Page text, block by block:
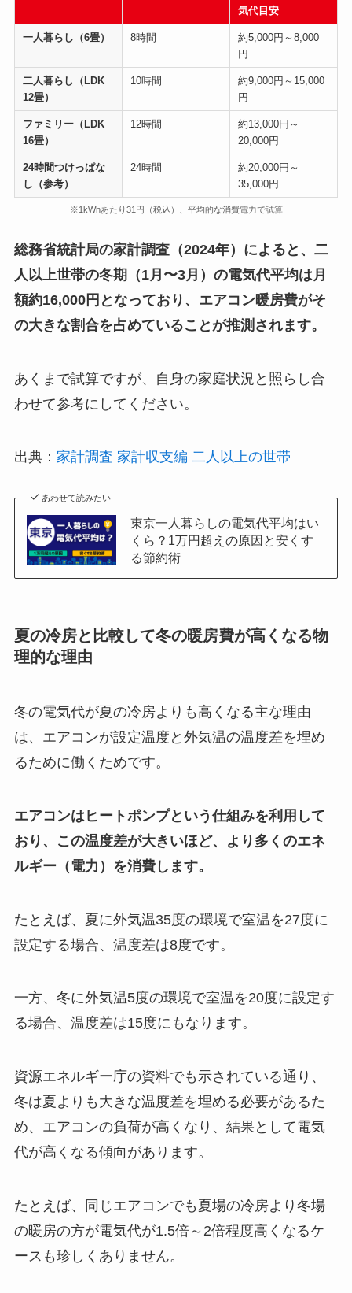
気代目安
一人暮らし（6畳） 8時間
約5,000円～8,000
円
二人暮らし（LDK
12畳）
10時間
約9,000円～15,000
円
ファミリー（LDK
16畳）
12時間
約13,000円～
20,000円
24時間つけっぱな
し（参考）
24時間
約20,000円～
35,000円
※1kWhあたり31円（税込）、平均的な消費電力で試算
総務省統計局の家計調査（2024年）によると、二
人以上世帯の冬期（1月〜3月）の電気代平均は月
額約16,000円となっており、エアコン暖房費がそ
の大きな割合を占めていることが推測されます。
あくまで試算ですが、自身の家庭状況と照らし合
わせて参考にしてください。
出典： 家計調査 家計収支編 二人以上の世帯
あわせて読みたい
東京一人暮らしの電気代平均はい
くら？1万円超えの原因と安くす
る節約術
夏の冷房と比較して冬の暖房費が高くなる物
理的な理由
冬の電気代が夏の冷房よりも高くなる主な理由
は、エアコンが設定温度と外気温の温度差を埋め
るために働くためです。
エアコンはヒートポンプという仕組みを利用して
おり、この温度差が大きいほど、より多くのエネ
ルギー（電力）を消費します。
たとえば、夏に外気温35度の環境で室温を27度に
設定する場合、温度差は8度です。
一方、冬に外気温5度の環境で室温を20度に設定す
る場合、温度差は15度にもなります。
資源エネルギー庁の資料でも示されている通り、
冬は夏よりも大きな温度差を埋める必要があるた
め、エアコンの負荷が高くなり、結果として電気
代が高くなる傾向があります。
たとえば、同じエアコンでも夏場の冷房より冬場
の暖房の方が電気代が1.5倍～2倍程度高くなるケ
ースも珍しくありません。